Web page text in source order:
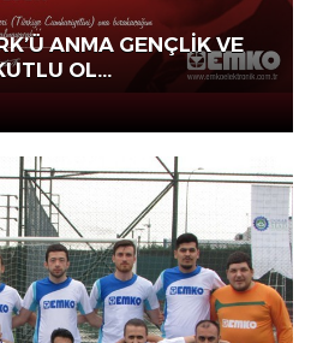
ANMA GENÇLİK VE
OL...